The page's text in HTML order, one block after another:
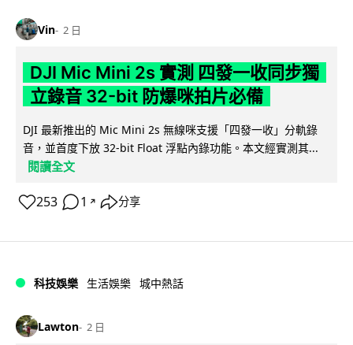
Vin 2 日
DJI Mic Mini 2s 實測 四發一收同步獨
立錄音 32-bit 防爆咪拍片必備
DJI 最新推出的 Mic Mini 2s 無線咪支援「四發一收」分軌錄
音，並首度下放 32-bit Float 浮點內錄功能。本文經實測其...
閱讀全文
253 1 ↗ 分享
科技娛樂 生活娛樂 城中熱話
Lawton 2 日